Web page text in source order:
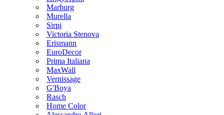
Marburg
Murella
Sirpi
Victoria Stenova
Erismann
EuroDecor
Prima Italiana
MaxWall
Vernissage
G'Boya
Rasch
Home Color